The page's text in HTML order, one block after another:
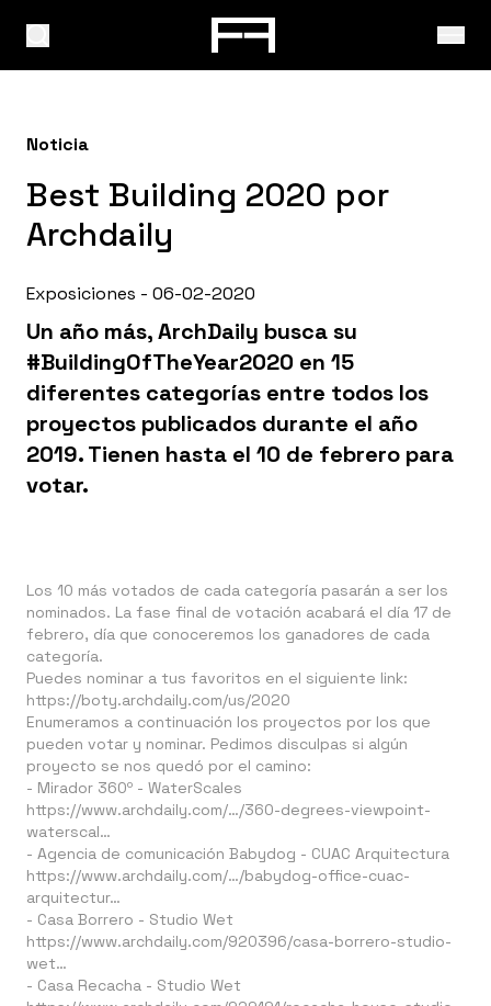
Noticia
Best Building 2020 por
Archdaily
Exposiciones - 06-02-2020
Un año más, ArchDaily busca su
#BuildingOfTheYear2020 en 15
diferentes categorías entre todos los
proyectos publicados durante el año
2019. Tienen hasta el 10 de febrero para
votar.
Los 10 más votados de cada categoría pasarán a ser los
nominados. La fase final de votación acabará el día 17 de
febrero, día que conoceremos los ganadores de cada
categoría.
Puedes nominar a tus favoritos en el siguiente link:
https://boty.archdaily.com/us/2020
Enumeramos a continuación los proyectos por los que
pueden votar y nominar. Pedimos disculpas si algún
proyecto se nos quedó por el camino:
- Mirador 360º - WaterScales
https://www.archdaily.com/…/360-degrees-viewpoint-
waterscal…
- Agencia de comunicación Babydog - CUAC Arquitectura
https://www.archdaily.com/…/babydog-office-cuac-
arquitectur…
- Casa Borrero - Studio Wet
https://www.archdaily.com/920396/casa-borrero-studio-
wet…
- Casa Recacha - Studio Wet